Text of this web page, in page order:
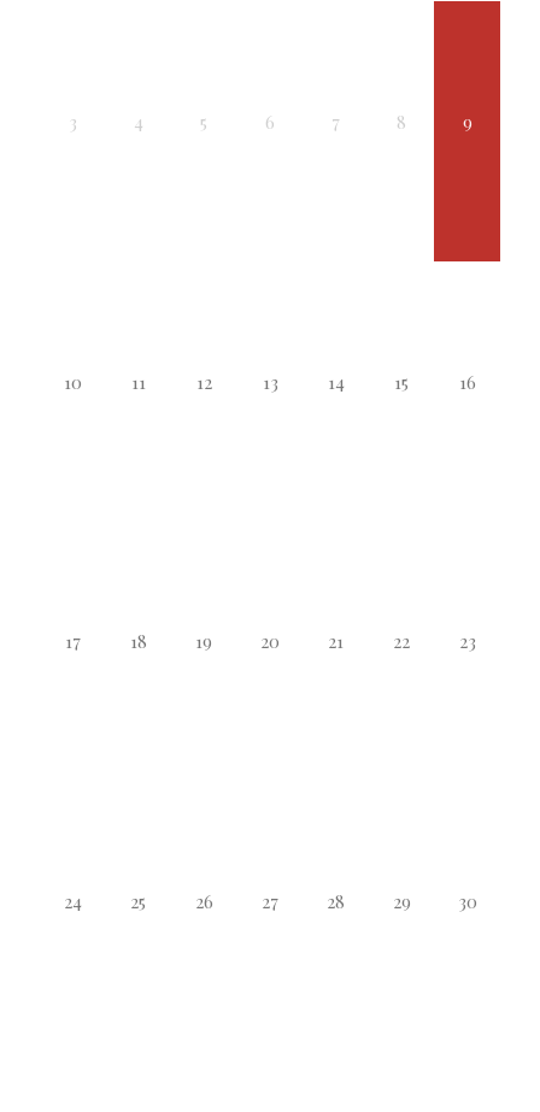
3 4 5 6 7 8 9
10 11 12 13 14 15 16
17 18 19 20 21 22 23
24 25 26 27 28 29 30